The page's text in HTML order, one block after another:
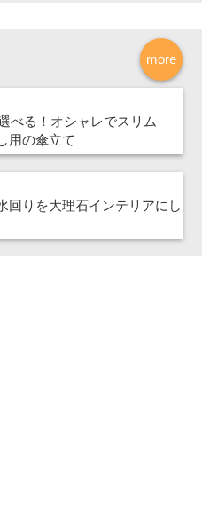
more
べる！オシャレでスリム
用の傘立て
回りを大理石インテリアにし